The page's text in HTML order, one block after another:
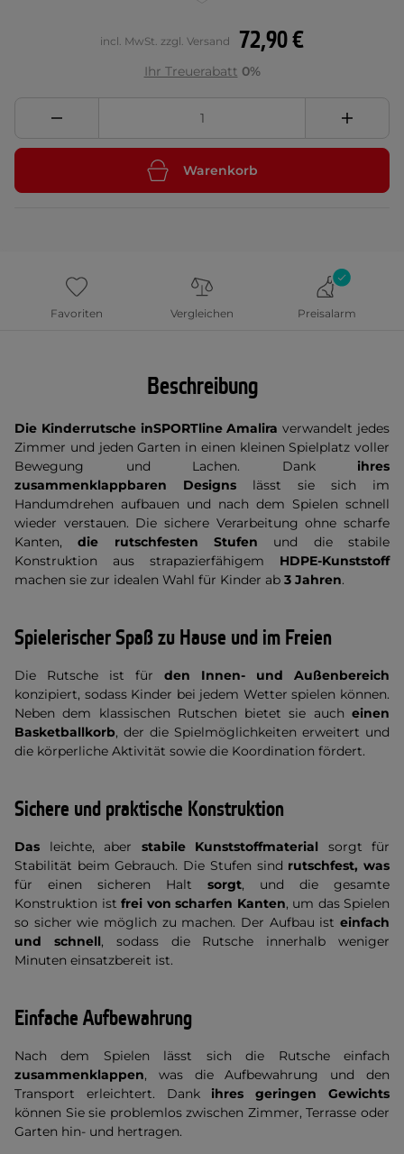
72,90 €
incl. MwSt. zzgl. Versand
Ihr Treuerabatt 0%
Warenkorb
Favoriten Vergleichen Preisalarm
Beschreibung
Die Kinderrutsche inSPORTline Amalira verwandelt jedes
Zimmer und jeden Garten in einen kleinen Spielplatz voller
Bewegung und Lachen. Dank ihres
zusammenklappbaren Designs lässt sie sich im
Handumdrehen aufbauen und nach dem Spielen schnell
wieder verstauen. Die sichere Verarbeitung ohne scharfe
Kanten,die rutschfesten Stufen und die stabile
Konstruktion aus strapazierfähigem HDPE-Kunststoff
machen sie zur idealen Wahl für Kinder ab 3 Jahren.
Spielerischer Spaß zu Hause und im Freien
Die Rutsche ist für den Innen- und Außenbereich
konzipiert, sodass Kinder bei jedem Wetter spielen können.
Neben dem klassischen Rutschen bietet sie auch einen
Basketballkorb, der die Spielmöglichkeiten erweitert und
die körperliche Aktivität sowie die Koordination fördert.
Sichere und praktische Konstruktion
Das leichte, aber stabile Kunststoffmaterial sorgt für
Stabilität beim Gebrauch. Die Stufen sind rutschfest, was
für einen sicheren Halt sorgt, und die gesamte
Konstruktion ist frei von scharfen Kanten, um das Spielen
so sicher wie möglich zu machen. Der Aufbau ist einfach
und schnell, sodass die Rutsche innerhalb weniger
Minuten einsatzbereit ist.
Einfache Aufbewahrung
Nach dem Spielen lässt sich die Rutsche einfach
zusammenklappen, was die Aufbewahrung und den
Transport erleichtert. Dank ihres geringen Gewichts
können Sie sie problemlos zwischen Zimmer, Terrasse oder
Garten hin- und hertragen.